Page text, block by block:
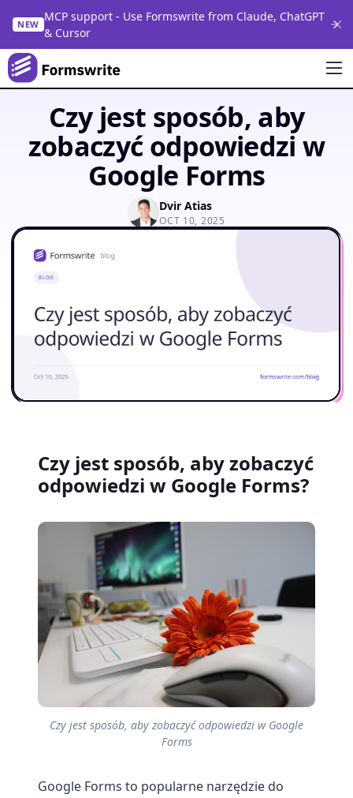
NEW
MCP support - Use Formswrite from Claude, ChatGPT
& Cursor
Czy jest sposób, aby
zobaczyć odpowiedzi w
Google Forms
Dvir Atias
OCT 10, 2025
Czy jest sposób, aby zobaczyć
odpowiedzi w Google Forms?
Czy jest sposób, aby zobaczyć odpowiedzi w Google
Forms
Google Forms to popularne narzędzie do